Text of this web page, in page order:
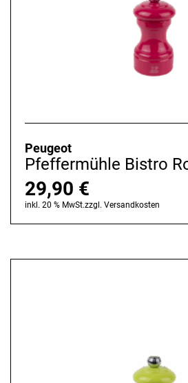
Peugeot
Pfeffermühle Bistro
29,90 €
inkl. 20 % MwSt.zzgl. Versandkosten